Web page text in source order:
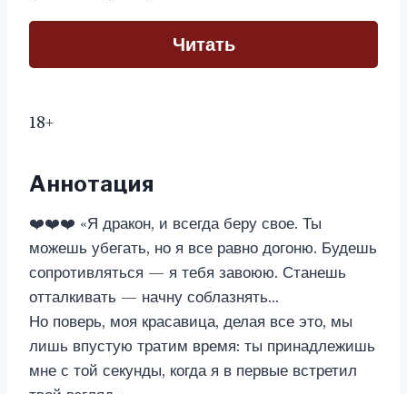
Читать
18+
Аннотация
❤️❤️❤️ «Я дракон, и всегда беру свое. Ты
можешь убегать, но я все равно догоню. Будешь
сопротивляться — я тебя завоюю. Станешь
отталкивать — начну соблазнять…
Но поверь, моя красавица, делая все это, мы
лишь впустую тратим время: ты принадлежишь
мне с той секунды, когда я в первые встретил